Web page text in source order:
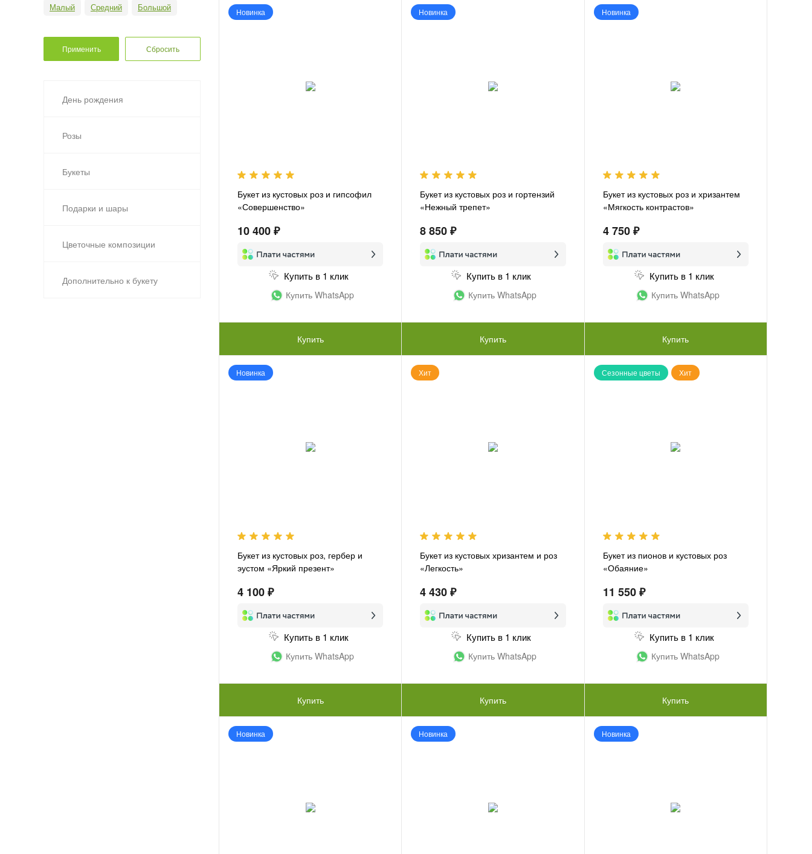
Малый Средний Большой
День рождения
Розы
Букеты
Подарки и шары
Цветочные композиции
Дополнительно к букету
Новинка
Букет из кустовых роз и гипсофил
«Совершенство»
10 400 ₽
Купить в 1 клик
Купить WhatsApp
Купить
Новинка
Букет из кустовых роз и гортензий
«Нежный трепет»
8 850 ₽
Купить в 1 клик
Купить WhatsApp
Купить
Новинка
Букет из кустовых роз и хризантем
«Мягкость контрастов»
4 750 ₽
Купить в 1 клик
Купить WhatsApp
Купить
Новинка
Букет из кустовых роз, гербер и
эустом «Яркий презент»
4 100 ₽
Купить в 1 клик
Купить WhatsApp
Купить
Хит
Букет из кустовых хризантем и роз
«Легкость»
4 430 ₽
Купить в 1 клик
Купить WhatsApp
Купить
Сезонные цветы Хит
Букет из пионов и кустовых роз
«Обаяние»
11 550 ₽
Купить в 1 клик
Купить WhatsApp
Купить
Новинка Новинка Новинка